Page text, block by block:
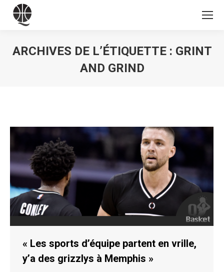
ARCHIVES DE L’ÉTIQUETTE : GRINT
AND GRIND
« Les sports d’équipe partent en vrille,
y’a des grizzlys à Memphis »